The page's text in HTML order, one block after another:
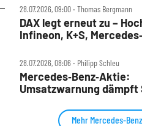
28.07.2026, 09:00 ‧ Thomas Bergmann
DAX legt erneut zu –
Infineon, K+S,
28.07.2026, 08:06 ‧ Philipp Schleu
Mercedes‑Benz‑Aktie:
Umsatzwarnung dämpft
Mehr Mercedes-